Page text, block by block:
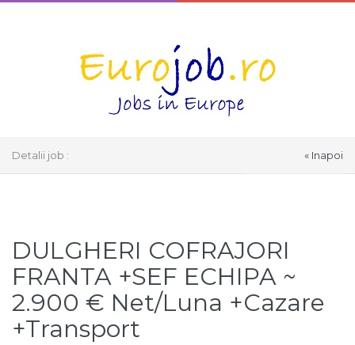
Detalii job : « Inapoi
DULGHERI COFRAJORI
FRANTA +SEF ECHIPA ~
2.900 € Net/Luna +Cazare
+Transport